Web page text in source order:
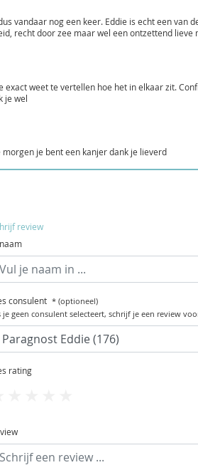
vandaar nog een keer. Eddie is echt een
recht door zee maar wel een ontzettend
weet te vertellen hoe het in elkaar zit.
je wel
je bent een kanjer dank je lieverd
review
consulent * (optioneel)
je geen consulent selecteert, schrijf je een review
rating